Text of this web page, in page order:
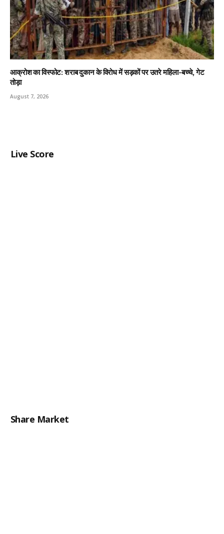
आक्रोश का विस्फोट: शराब दुकान के विरोध में सड़कों पर उतरे महिला-बच्चे, गेट
तोड़ा
August 7, 2026
Live Score
Share Market